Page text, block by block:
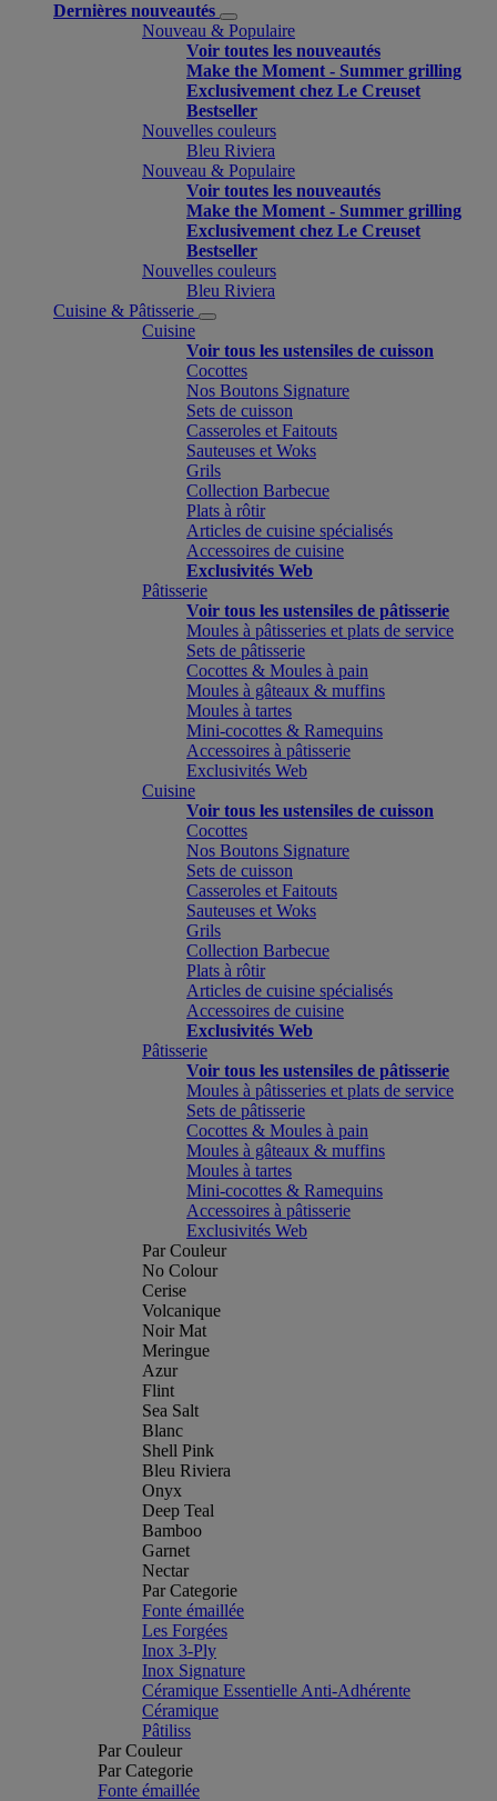
Dernières nouveautés
Nouveau & Populaire
Voir toutes les nouveautés
Make the Moment - Summer grilling
Exclusivement chez Le Creuset
Bestseller
Nouvelles couleurs
Bleu Riviera
Nouveau & Populaire
Voir toutes les nouveautés
Make the Moment - Summer grilling
Exclusivement chez Le Creuset
Bestseller
Nouvelles couleurs
Bleu Riviera
Cuisine & Pâtisserie
Cuisine
Voir tous les ustensiles de cuisson
Cocottes
Nos Boutons Signature
Sets de cuisson
Casseroles et Faitouts
Sauteuses et Woks
Grils
Collection Barbecue
Plats à rôtir
Articles de cuisine spécialisés
Accessoires de cuisine
Exclusivités Web
Pâtisserie
Voir tous les ustensiles de pâtisserie
Moules à pâtisseries et plats de service
Sets de pâtisserie
Cocottes & Moules à pain
Moules à gâteaux & muffins
Moules à tartes
Mini-cocottes & Ramequins
Accessoires à pâtisserie
Exclusivités Web
Cuisine
Voir tous les ustensiles de cuisson
Cocottes
Nos Boutons Signature
Sets de cuisson
Casseroles et Faitouts
Sauteuses et Woks
Grils
Collection Barbecue
Plats à rôtir
Articles de cuisine spécialisés
Accessoires de cuisine
Exclusivités Web
Pâtisserie
Voir tous les ustensiles de pâtisserie
Moules à pâtisseries et plats de service
Sets de pâtisserie
Cocottes & Moules à pain
Moules à gâteaux & muffins
Moules à tartes
Mini-cocottes & Ramequins
Accessoires à pâtisserie
Exclusivités Web
Par Couleur
No Colour
Cerise
Volcanique
Noir Mat
Meringue
Azur
Flint
Sea Salt
Blanc
Shell Pink
Bleu Riviera
Onyx
Deep Teal
Bamboo
Garnet
Nectar
Par Categorie
Fonte émaillée
Les Forgées
Inox 3-Ply
Inox Signature
Céramique Essentielle Anti-Adhérente
Céramique
Pâtiliss
Par Couleur
Par Categorie
Fonte émaillée